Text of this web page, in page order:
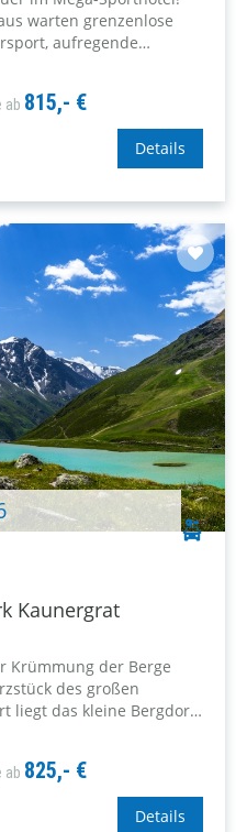
warten grenzenlose
aufregende
unvergessliche
ab 815,- €
Details
Kaunergrat
Krümmung der Berge
des großen
liegt das kleine Bergdorf
ab 825,- €
Details